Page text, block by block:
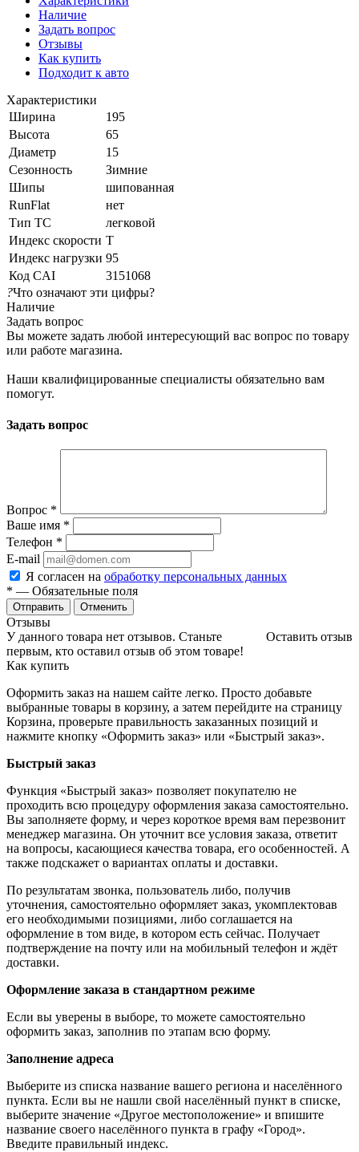
Наличие
Задать вопрос
Отзывы
Как купить
Подходит к авто
Характеристики
Ширина
195
Высота
65
Диаметр
15
Сезонность
Зимние
Шипы
шипованная
RunFlat
нет
Тип ТС
легковой
Индекс скорости T
Индекс нагрузки 95
Код CAI
3151068
?Что означают эти цифры?
Наличие
Задать вопрос
Вы можете задать любой интересующий вас вопрос по товару
или работе магазина.
Наши квалифицированные специалисты обязательно вам
помогут.
Задать вопрос
Вопрос *
Ваше имя *
Телефон *
E-mail
Я согласен на обработку персональных данных
* — Обязательные поля
Отменить
Отзывы
Оставить отзыв
У данного товара нет отзывов. Станьте
первым, кто оставил отзыв об этом товаре!
Как купить
Оформить заказ на нашем сайте легко. Просто добавьте
выбранные товары в корзину, а затем перейдите на страницу
Корзина, проверьте правильность заказанных позиций и
нажмите кнопку «Оформить заказ» или «Быстрый заказ».
Быстрый заказ
Функция «Быстрый заказ» позволяет покупателю не
проходить всю процедуру оформления заказа самостоятельно.
Вы заполняете форму, и через короткое время вам перезвонит
менеджер магазина. Он уточнит все условия заказа, ответит
на вопросы, касающиеся качества товара, его особенностей. А
также подскажет о вариантах оплаты и доставки.
По результатам звонка, пользователь либо, получив
уточнения, самостоятельно оформляет заказ, укомплектовав
его необходимыми позициями, либо соглашается на
оформление в том виде, в котором есть сейчас. Получает
подтверждение на почту или на мобильный телефон и ждёт
доставки.
Оформление заказа в стандартном режиме
Если вы уверены в выборе, то можете самостоятельно
оформить заказ, заполнив по этапам всю форму.
Заполнение адреса
Выберите из списка название вашего региона и населённого
пункта. Если вы не нашли свой населённый пункт в списке,
выберите значение «Другое местоположение» и впишите
название своего населённого пункта в графу «Город».
Введите правильный индекс.